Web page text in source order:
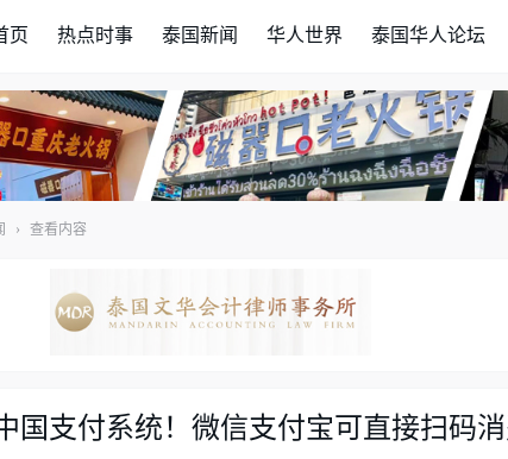
页 热点时事 泰国新闻 华人世界 泰国华人论坛
› 查看内容
国支付系统！微信支付宝可直接扫码